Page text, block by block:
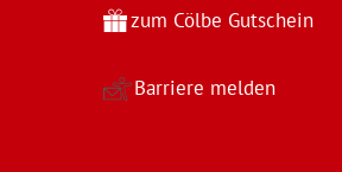
zum Cölbe Gutschein
Barriere melden